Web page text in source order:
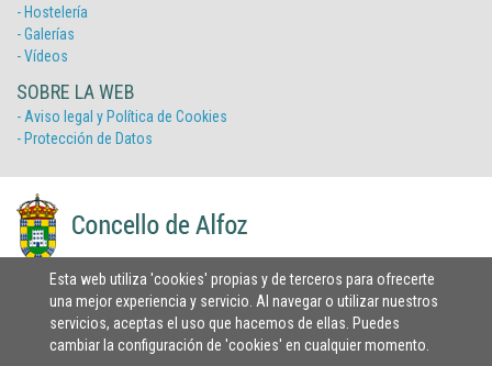
Esta web utiliza 'cookies' propias y de terceros para ofrecerte
una mejor experiencia y servicio. Al navegar o utilizar nuestros
servicios, aceptas el uso que hacemos de ellas. Puedes
cambiar la configuración de 'cookies' en cualquier momento.
- Hostelería
- Galerías
- Vídeos
SOBRE LA WEB
- Aviso legal y Política de Cookies
- Protección de Datos
Ayuntamiento de Alfoz A Seara, s/n 27773 Alfoz Lugo
Tlf.: 982558581 Fax: 982558504
Email: concello.alfoz@eidolocal.es Dirección web:
www.concellodealfoz.com